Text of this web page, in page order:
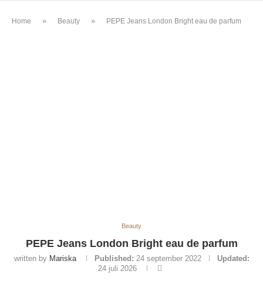
Home » Beauty » PEPE Jeans London Bright eau de parfum
Beauty
PEPE Jeans London Bright eau de parfum
written by Mariska Published: 24 september 2022
Updated:
24 juli 2026